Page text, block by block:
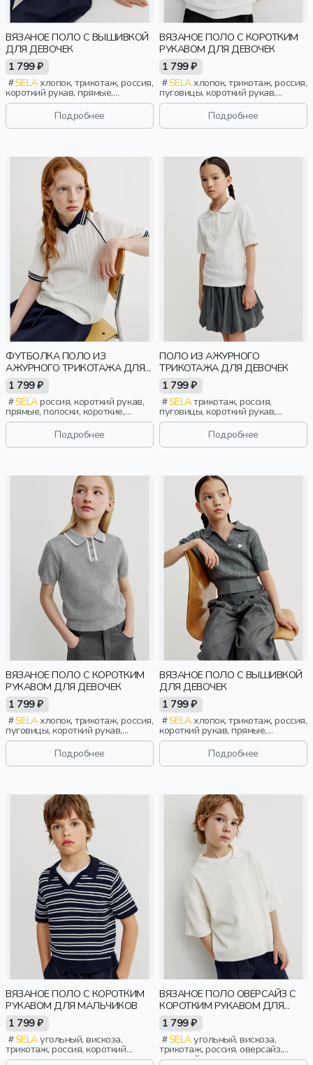
ВЯЗАНОЕ ПОЛО С ВЫШИВКОЙ
ДЛЯ ДЕВОЧЕК
1 799 ₽
SELAхлопок, трикотаж, россия,
короткий рукав, прямые,
укороченные, короткие, резинка,
вязаные, школа, манжета,
свободные, вышивка, воротник,
фактурные, девочки, дети
Подробнее
ВЯЗАНОЕ ПОЛО С КОРОТКИМ
РУКАВОМ ДЛЯ ДЕВОЧЕК
1 799 ₽
SELAхлопок, трикотаж, россия,
пуговицы, короткий рукав,
прямые, короткие, резинка,
вязаные, ворот, школа, ажур,
манжета, свободные, воротник,
девочки, дети
Подробнее
ФУТБОЛКА ПОЛО ИЗ
АЖУРНОГО ТРИКОТАЖА ДЛЯ
ДЕВОЧЕК
1 799 ₽
SELAроссия, короткий рукав,
прямые, полоски, короткие,
школа, ажур, манжета,
свободные, воротник, девочки,
Подробнее
ПОЛО ИЗ АЖУРНОГО
ТРИКОТАЖА ДЛЯ ДЕВОЧЕК
1 799 ₽
SELAтрикотаж, россия,
пуговицы, короткий рукав,
прямые, короткие, застежка,
ворот, школа, ажур, воротник,
классика, девочки, дети
Подробнее
ВЯЗАНОЕ ПОЛО С КОРОТКИМ
РУКАВОМ ДЛЯ ДЕВОЧЕК
1 799 ₽
SELAхлопок, трикотаж, россия,
пуговицы, короткий рукав,
прямые, короткие, резинка,
вязаные, ворот, школа, ажур,
манжета, свободные, воротник,
девочки, дети
Подробнее
ВЯЗАНОЕ ПОЛО С ВЫШИВКОЙ
ДЛЯ ДЕВОЧЕК
1 799 ₽
SELAхлопок, трикотаж, россия,
короткий рукав, прямые,
укороченные, короткие, резинка,
вязаные, школа, манжета,
свободные, вышивка, воротник,
фактурные, девочки, дети
Подробнее
ВЯЗАНОЕ ПОЛО С КОРОТКИМ
РУКАВОМ ДЛЯ МАЛЬЧИКОВ
1 799 ₽
SELAугольный, вискоза,
трикотаж, россия, короткий
рукав, прямые, полоски,
ВЯЗАНОЕ ПОЛО ОВЕРСАЙЗ С
КОРОТКИМ РУКАВОМ ДЛЯ
МАЛЬЧИКОВ
1 799 ₽
SELAугольный, вискоза,
трикотаж, россия, оверсайз,
короткий рукав, прямые,